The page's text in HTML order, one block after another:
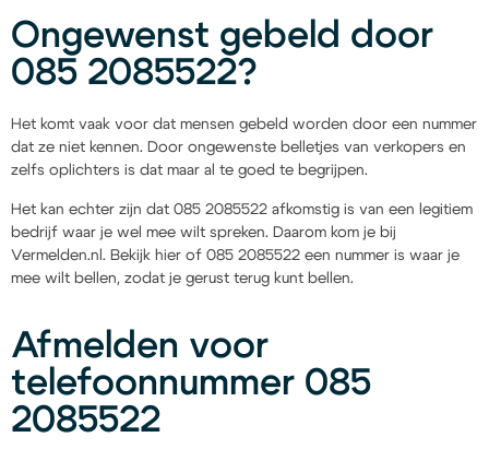
Ongewenst gebeld door
085 2085522?
Het komt vaak voor dat mensen gebeld worden door een nummer
dat ze niet kennen. Door ongewenste belletjes van verkopers en
zelfs oplichters is dat maar al te goed te begrijpen.
Het kan echter zijn dat 085 2085522 afkomstig is van een legitiem
bedrijf waar je wel mee wilt spreken. Daarom kom je bij
Vermelden.nl. Bekijk hier of 085 2085522 een nummer is waar je
mee wilt bellen, zodat je gerust terug kunt bellen.
Afmelden voor
telefoonnummer 085
2085522